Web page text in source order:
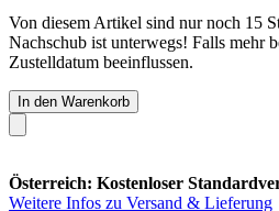
Von diesem Artikel sind nur noch 15
Nachschub ist unterwegs! Falls mehr
Zustelldatum beeinflussen.
In den Warenkorb
Österreich: Kostenloser
Weitere Infos zu Versand & Lieferung